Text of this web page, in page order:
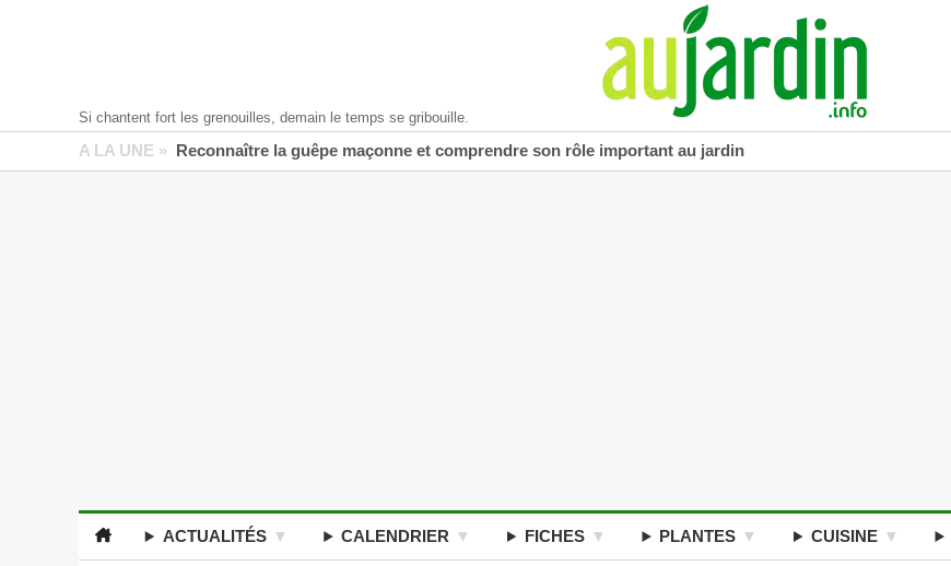
Si chantent fort les grenouilles, demain le temps se gribouille.
A LA UNE » Reconnaître la guêpe maçonne et comprendre son rôle important au jardin
ACTUALITÉS CALENDRIER FICHES PLANTES CUISINE